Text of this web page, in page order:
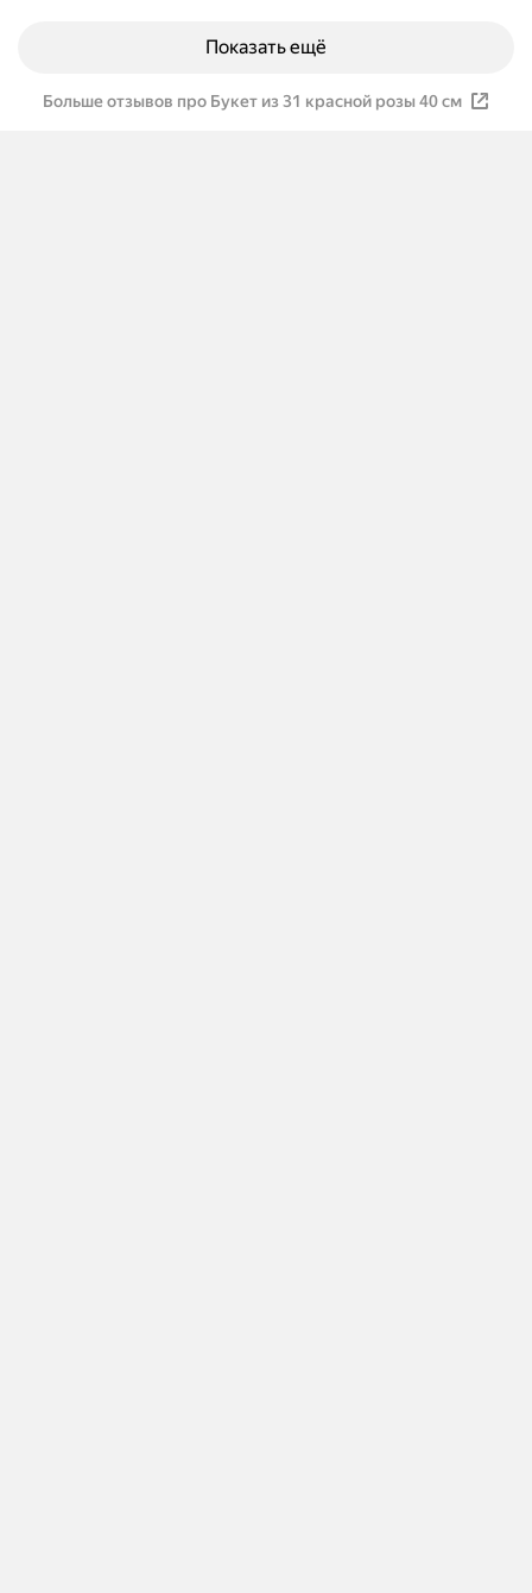
Показать ещё
Больше отзывов про Букет из 31 красной розы 40 см